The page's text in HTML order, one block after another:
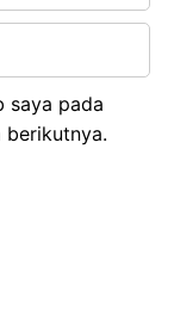
saya pada
berikutnya.